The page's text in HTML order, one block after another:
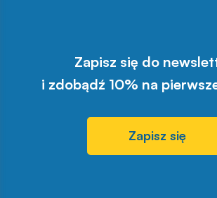
Zapisz się do
i zdobądź 10% na
Zapisz się